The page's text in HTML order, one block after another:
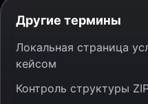
Другие термины
Локальная страница
кейсом
Контроль структуры